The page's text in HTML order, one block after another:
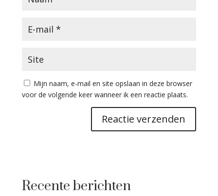
Mijn naam, e-mail en site opslaan in deze browser
voor de volgende keer wanneer ik een reactie plaats.
Recente berichten